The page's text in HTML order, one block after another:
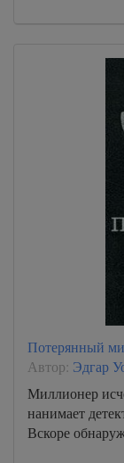
Потерянный
Автор: Эдгар
Миллионер
нанимает
Вскоре